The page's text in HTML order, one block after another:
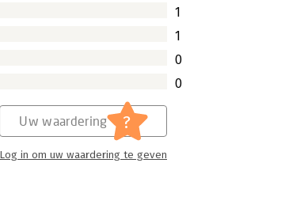
1
1
0
0
Uw waardering ?
Log in om uw waardering te geven